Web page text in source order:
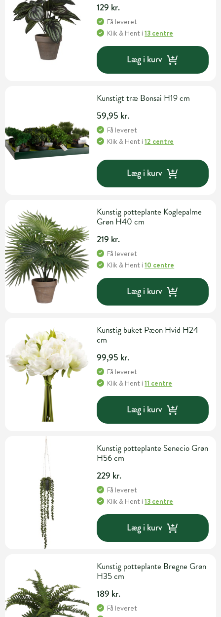
129 kr.
Få leveret
Klik & Hent i13 centre
Læg i kurv
Kunstigt træ Bonsai H19 cm
59,95 kr.
Få leveret
Klik & Hent i12 centre
Læg i kurv
Kunstig potteplante Koglepalme
Grøn H40 cm
219 kr.
Få leveret
Klik & Hent i10 centre
Læg i kurv
Kunstig buket Pæon Hvid H24
cm
99,95 kr.
Få leveret
Klik & Hent i11 centre
Læg i kurv
Kunstig potteplante Senecio Grøn
H56 cm
229 kr.
Få leveret
Klik & Hent i13 centre
Læg i kurv
Kunstig potteplante Bregne Grøn
H35 cm
189 kr.
Få leveret